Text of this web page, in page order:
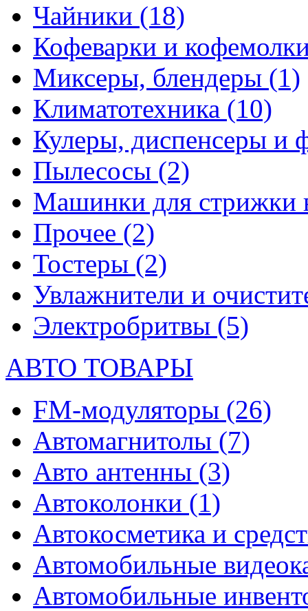
Чайники (18)
Кофеварки и
Миксеры, блендеры (1)
Климатотехника (10)
Кулеры, диспенсеры и
Пылесосы (2)
Машинки для стрижки
Прочее (2)
Тостеры (2)
Увлажнители и
Электробритвы (5)
АВТО ТОВАРЫ
FM-модуляторы (26)
Автомагнитолы (7)
Авто антенны (3)
Автоколонки (1)
Автокосметика и
Автомобильные
Автомобильные